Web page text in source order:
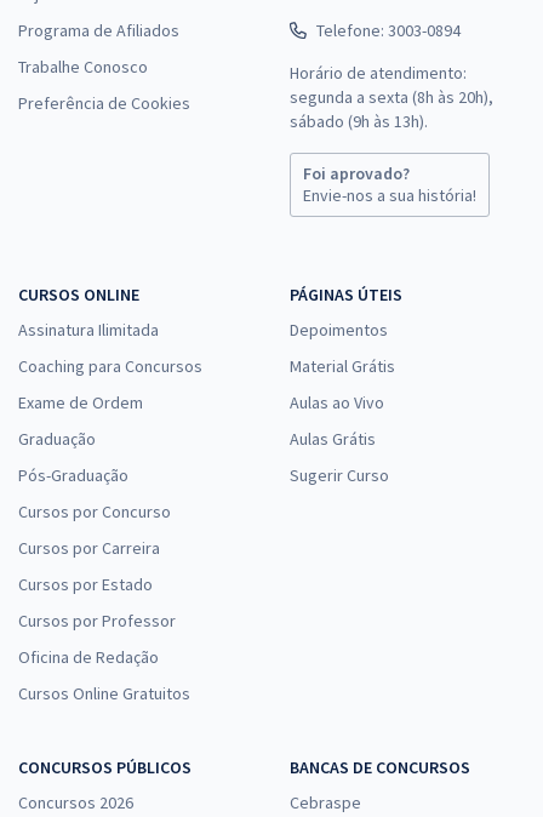
Programa de Afiliados
Trabalhe Conosco
Preferência de Cookies
Telefone: 3003-0894
Horário de atendimento:
segunda a sexta (8h às 20h),
sábado (9h às 13h).
Foi aprovado?
Envie-nos a sua história!
CURSOS ONLINE
Assinatura Ilimitada
Coaching para Concursos
Exame de Ordem
Graduação
Pós-Graduação
Cursos por Concurso
Cursos por Carreira
Cursos por Estado
Cursos por Professor
Oficina de Redação
Cursos Online Gratuitos
PÁGINAS ÚTEIS
Depoimentos
Material Grátis
Aulas ao Vivo
Aulas Grátis
Sugerir Curso
CONCURSOS PÚBLICOS
Concursos 2026
BANCAS DE CONCURSOS
Cebraspe